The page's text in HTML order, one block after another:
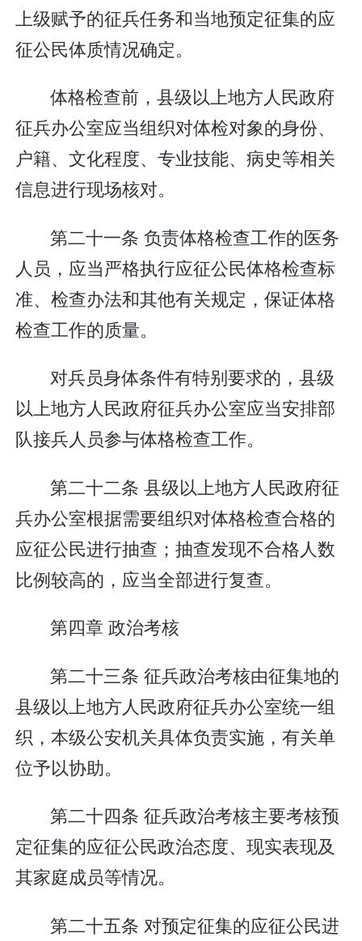
上级赋予的征兵任务和当地预定征集的应
征公民体质情况确定。
体格检查前，县级以上地方人民政府
征兵办公室应当组织对体检对象的身份、
户籍、文化程度、专业技能、病史等相关
信息进行现场核对。
第二十一条 负责体格检查工作的医务
人员，应当严格执行应征公民体格检查标
准、检查办法和其他有关规定，保证体格
检查工作的质量。
对兵员身体条件有特别要求的，县级
以上地方人民政府征兵办公室应当安排部
队接兵人员参与体格检查工作。
第二十二条 县级以上地方人民政府征
兵办公室根据需要组织对体格检查合格的
应征公民进行抽查；抽查发现不合格人数
比例较高的，应当全部进行复查。
第四章 政治考核
第二十三条 征兵政治考核由征集地的
县级以上地方人民政府征兵办公室统一组
织，本级公安机关具体负责实施，有关单
位予以协助。
第二十四条 征兵政治考核主要考核预
定征集的应征公民政治态度、现实表现及
其家庭成员等情况。
第二十五条 对预定征集的应征公民进